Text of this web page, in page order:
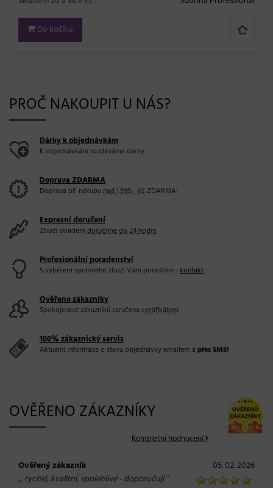
Do košíku
PROČ NAKOUPIT U NÁS?
Dárky k objednávkám
K objednávkám rozdáváme dárky.
Doprava ZDARMA
Doprava při nákupunad 1.999,- KčZDARMA!
Expresní doručení
Zboží skladem doručíme do 24 hodin.
Profesionální poradenství
S výběrem správného zboží Vám poradíme -kontakt.
Ověřeno zákazníky
Spokojenost zákazníků zaručena certifikátem.
100% zákaznický servis
Aktuální informace o stavu objednávky emailem a přes SMS!
OVĚŘENO ZÁKAZNÍKY
Kompletní hodnocení
Ověřený zákazník 05. 02. 2026
„ rychlé, kvalitní, spolehlivé - doporučuji“